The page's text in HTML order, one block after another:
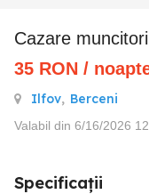
Cazare
35 RON /
Ilfov, Berceni
Valabil din 6/16/2026
Specificații